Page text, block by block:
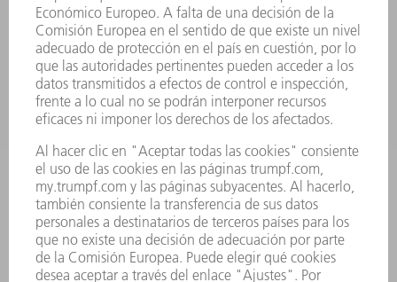
SERVICIOS
APLICACIONES
SECTORES
EMPRESA
CARRERA PROFESIONAL
OFERTAS DE TRABAJO
PERFIL DE LA EMPRESA
INFORME ANUAL
PRINCIPIOS CORPORATIVOS
CUMPLIMIENTO
SISTEMA DE INFORMADORES
SEGURIDAD
COMUNICADOS DE PRENSA
REVISTAS
SOSTENIBILIDAD